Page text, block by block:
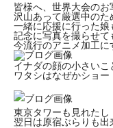
皆様へ、世界大会のお
沢山あって厳選中のた
一緒に応援に行った娘
記念に写真を撮らせて
今流行のアニメ加工に
イナダの顔の小さいこ
ワタシはなぜかショー
東京タワーも見れたし
翌日は原宿ぶらりも